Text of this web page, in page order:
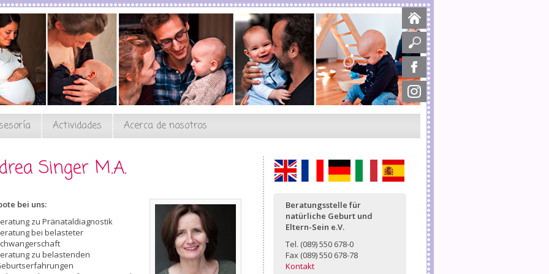
Actividades Acerca de nosotros
Singer M.A.
bei uns:
zu Pränataldiagnostik
bei belasteter
zu belastenden
English FrançaisDeutsch ItalianoEspañol
Beratungsstelle für
natürliche Geburt und
Eltern-Sein e.V.
Tel. (089) 550 678-0
Fax (089) 550 678-78
Kontakt